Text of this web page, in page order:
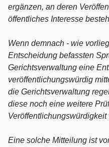
ergänzen, an deren
öffentliches Interesse
Wenn demnach - wie
Entscheidung befassten
Gerichtsverwaltung eine
veröffentlichungswürdig
die Gerichtsverwaltung
diese noch eine weitere
Veröffentlichungswürdigkeit
Eine solche Mitteilung ist